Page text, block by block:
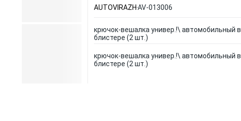
AUTOVIRAZH AV-013006
крючок-вешалка универ.!\ автомобильный в
блистере (2 шт.)
крючок-вешалка универ.!\ автомобильный в
блистере (2 шт.)